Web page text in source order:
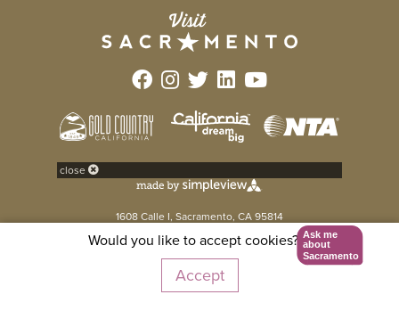
1608 Calle I, Sacramento, CA 95814
916-808-7777 | 1 800-292-2334
© 2026 Visit Sacramento. All rights reserved.
close
Would you like to accept cookies?
Accept
Ask me
about
Sacramento